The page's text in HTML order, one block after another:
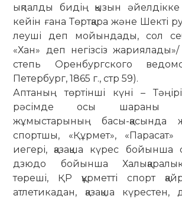
ықпалды бидің қызын
кейін ғана Төртқара және Шекті
леуші деп мойындады, сол
«Хан» деп не­гізсіз
степь Оренбургского
Петербург, 1865 г., стр 59).
Аптаның төртінші күні –
рәсімде осы шараны
жұмыстарының басы-қа­сында
спортшы, «Құрмет», «Парасат»
иегері, қазақша күрес бойынша
дзю­до бойынша
төреші, ҚР құр­метті спорт
атлетикадан, қазақша